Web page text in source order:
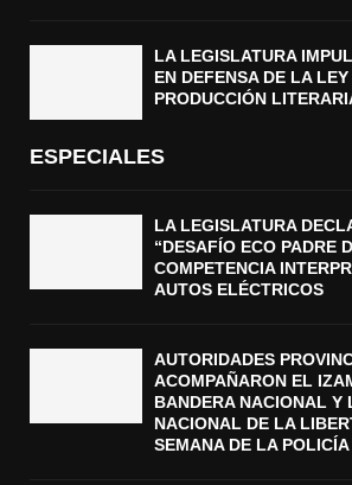
LA LEGISLATURA
EN DEFENSA DE LA
PRODUCCIÓN
ESPECIALES
LA LEGISLATURA
“DESAFÍO ECO PADRE
COMPETENCIA
AUTOS ELÉCTRICOS
AUTORIDADES
ACOMPAÑARON EL
BANDERA NACIONAL Y
NACIONAL DE LA
SEMANA DE LA POLICÍA